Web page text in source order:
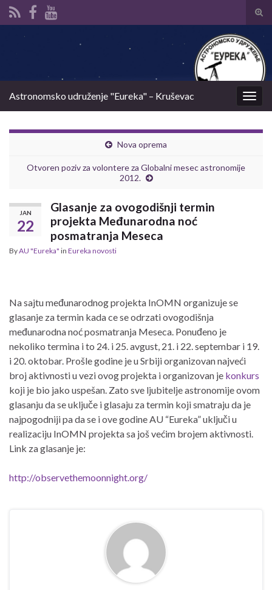
Astronomsko udruženje "Eureka" – Kruševac
Nova oprema
Otvoren poziv za volontere za Globalni mesec astronomije
2012.
JAN
22
Glasanje za ovogodišnji termin
projekta Međunarodna noć
posmatranja Meseca
ByAU "Eureka" in Eureka novosti
Na sajtu međunarodnog projekta InOMN organizuje se
glasanje za termin kada ce se odrzati ovogodišnja
međunarodna noć posmatranja Meseca. Ponuđeno je
nekoliko termina i to 24. i 25. avgust, 21. i 22. septembar i 19.
i 20. oktobar. Prošle godine je u Srbiji organizovan najveći
broj aktivnosti u vezi ovog projekta i organizovan je konkurs
koji je bio jako uspešan. Zato sve ljubitelje astronomije ovom
glasanju da se uključe i glasaju za termin koji smatraju da je
najpogodniji pa da se i ove godine AU “Eureka” uključi u
realizaciju InOMN projekta sa još većim brojem aktivnosti.
Link za glasanje je:
http://observethemoonnight.org/